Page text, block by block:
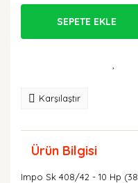
SEPETE EKLE
Karşılaştır
Ürün Bilgisi
Impo Sk 408/42 - 10 Hp